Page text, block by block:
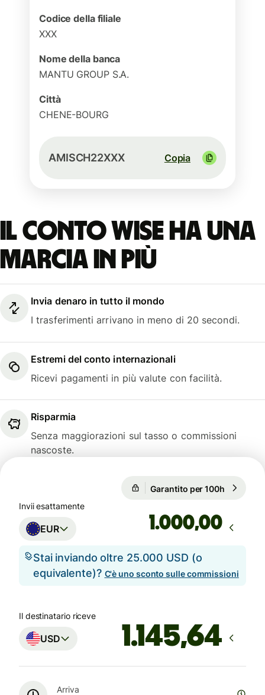
Codice della filiale
XXX
Nome della banca
MANTU GROUP S.A.
Città
CHENE-BOURG
AMISCH22XXX Copia
Il conto Wise ha una
marcia in più
Invia denaro in tutto il mondo
I trasferimenti arrivano in meno di 20 secondi.
Estremi del conto internazionali
Ricevi pagamenti in più valute con facilità.
Risparmia
Senza maggiorazioni sul tasso o commissioni
nascoste.
Garantito per 100h
Invii esattamente
EUR ,00
Stai inviando oltre 25.000 USD (o
equivalente)? C'è uno sconto sulle commissioni
Il destinatario riceve
USD
Arriva